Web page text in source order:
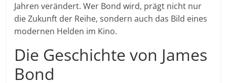
Jahren verändert. Wer Bond wird, prägt nicht nur
die Zukunft der Reihe, sondern auch das Bild eines
modernen Helden im Kino.
Die Geschichte von James
Bond